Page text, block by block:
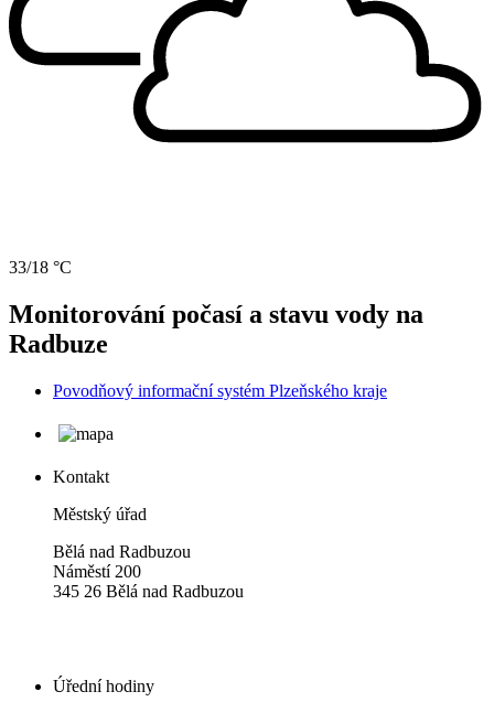
33/18 °C
Monitorování počasí a stavu vody na
Radbuze
Povodňový informační systém Plzeňského kraje
Kontakt
Městský úřad
Bělá nad Radbuzou
Náměstí 200
345 26 Bělá nad Radbuzou
Úřední hodiny